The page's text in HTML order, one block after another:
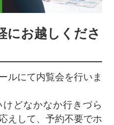
にお越しくださ
ルにて内覧会を行いま
けどなかなか行きづら
えして、予約不要でホ